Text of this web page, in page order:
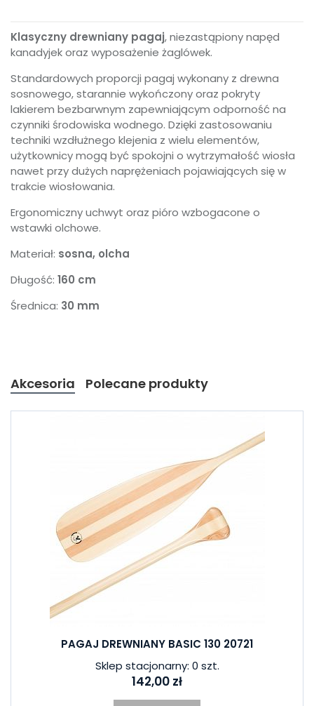
Klasyczny drewniany pagaj, niezastąpiony napęd
kanadyjek oraz wyposażenie żaglówek.
Standardowych proporcji pagaj wykonany z drewna
sosnowego, starannie wykończony oraz pokryty
lakierem bezbarwnym zapewniającym odporność na
czynniki środowiska wodnego. Dzięki zastosowaniu
techniki wzdłużnego klejenia z wielu elementów,
użytkownicy mogą być spokojni o wytrzymałość wiosła
nawet przy dużych naprężeniach pojawiających się w
trakcie wiosłowania.
Ergonomiczny uchwyt oraz pióro wzbogacone o
wstawki olchowe.
Materiał: sosna, olcha
Długość: 160 cm
Średnica: 30 mm
Akcesoria Polecane produkty
PAGAJ DREWNIANY BASIC 130 20721
Sklep stacjonarny: 0 szt.
142,00 zł